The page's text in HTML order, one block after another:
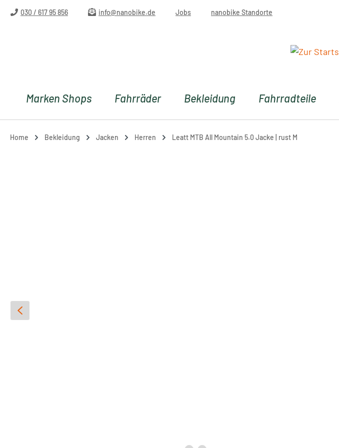
Hauptinhalt springen
Zur Suche springen
Zur Hauptnavigation springen
030 / 617 95 856 info@nanobike.de Jobs nanobike Standorte
Marken Shops Fahrräder Bekleidung Fahrradteile
Home Bekleidung Jacken Herren Leatt MTB All Mountain 5.0 Jacke | rust M